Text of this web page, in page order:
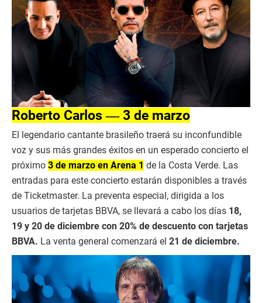
Roberto Carlos ― 3 de marzo
El legendario cantante brasileño traerá su inconfundible
voz y sus más grandes éxitos en un esperado concierto el
próximo 3 de marzo en Arena 1 de la Costa Verde. Las
entradas para este concierto estarán disponibles a través
de Ticketmaster. La preventa especial, dirigida a los
usuarios de tarjetas BBVA, se llevará a cabo los días 18,
19 y 20 de diciembre con 20% de descuento con tarjetas
BBVA. La venta general comenzará el 21 de diciembre.